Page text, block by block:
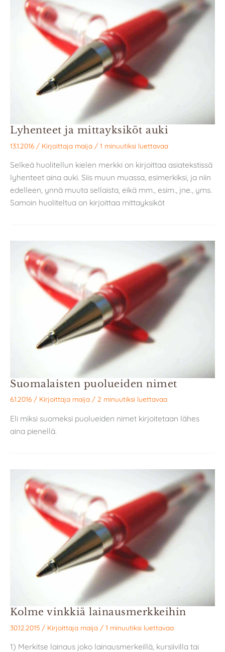
Lyhenteet ja mittayksiköt auki
13.1.2016 / Kirjoittaja maija / 1 minuutiksi luettavaa
Selkeä huolitellun kielen merkki on kirjoittaa asiatekstissä
lyhenteet aina auki. Siis muun muassa, esimerkiksi, ja niin
edelleen, ynnä muuta sellaista, eikä mm., esim., jne., yms.
Samoin huoliteltua on kirjoittaa mittayksiköt
Suomalaisten puolueiden nimet
6.1.2016 / Kirjoittaja maija / 2 minuutiksi luettavaa
Eli miksi suomeksi puolueiden nimet kirjoitetaan lähes
aina pienellä.
Kolme vinkkiä lainausmerkkeihin
30.12.2015 / Kirjoittaja maija / 1 minuutiksi luettavaa
1) Merkitse lainaus joko lainausmerkeillä, kursiivilla tai